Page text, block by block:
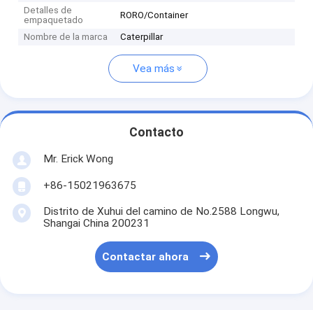
Detalles de
empaquetado
RORO/Container
Nombre de la marca Caterpillar
Vea más
Contacto
Mr. Erick Wong
+86-15021963675
Distrito de Xuhui del camino de No.2588 Longwu,
Shangai China 200231
Contactar ahora